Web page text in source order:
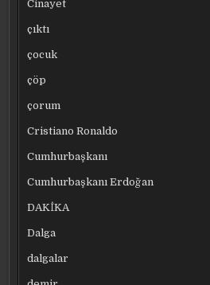
Cinayet
çıktı
çocuk
çöp
çorum
Cristiano Ronaldo
Cumhurbaşkanı
Cumhurbaşkanı Erdoğan
DAKİKA
Dalga
dalgalar